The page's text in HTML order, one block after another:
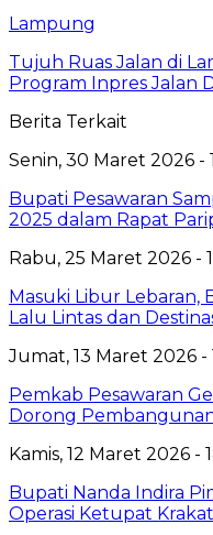
Lampung
Tujuh Ruas Jalan di
Program Inpres Jalan
Berita Terkait
Senin, 30 Maret 2026 -
Bupati Pesawaran
2025 dalam Rapat
Rabu, 25 Maret 2026 -
Masuki Libur Lebaran,
Lalu Lintas dan
Jumat, 13 Maret 2026 -
Pemkab Pesawaran
Dorong
Kamis, 12 Maret 2026 -
Bupati Nanda Indira
Operasi Ketupat